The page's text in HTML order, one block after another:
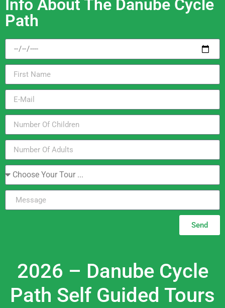
Info About The Danube Cycle
Path​
Send
2026 – Danube Cycle
Path Self Guided Tours